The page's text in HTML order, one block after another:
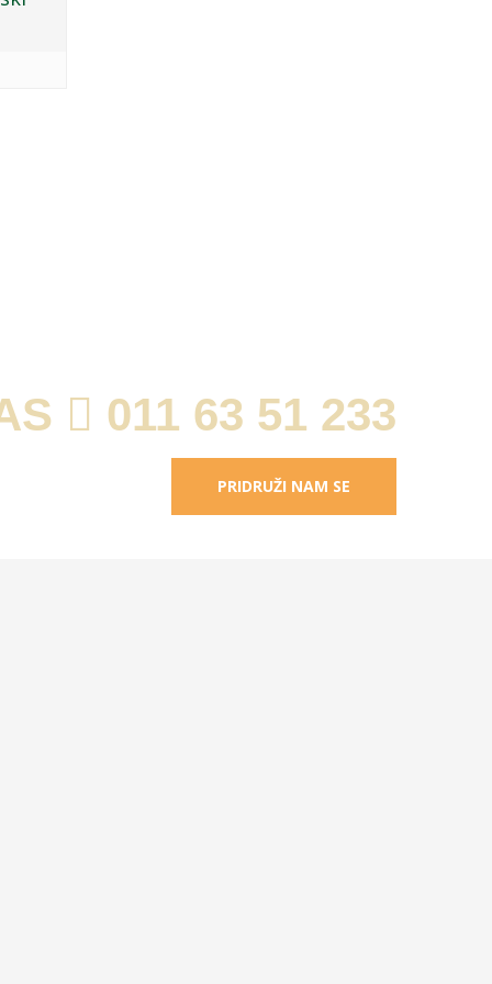
011 63 51 233
PRIDRUŽI NAM SE